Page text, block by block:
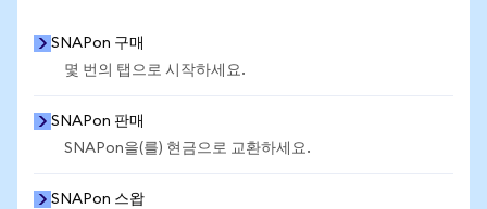
SNAPon 구매
몇 번의 탭으로 시작하세요.
SNAPon 판매
SNAPon을(를) 현금으로 교환하세요.
SNAPon 스왑